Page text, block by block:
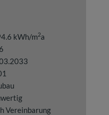
kWh/m2a
Vereinbarung